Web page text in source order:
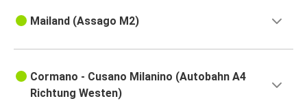
Mailand (Assago M2)
Cormano - Cusano Milanino (Autobahn A4
Richtung Westen)